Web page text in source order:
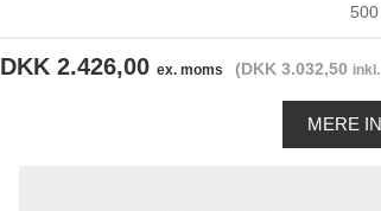
DKK 2.426,00 ex. moms (DKK 3.032,50
MERE